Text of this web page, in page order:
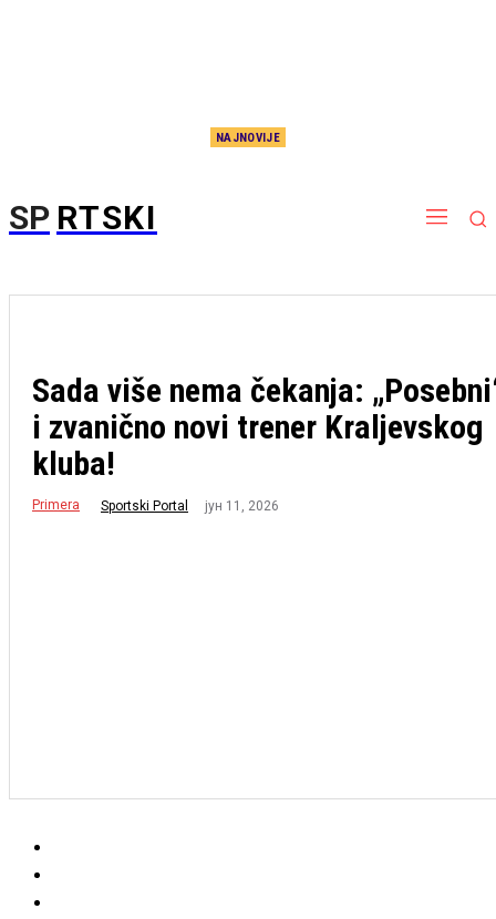
NAJNOVIJE
SP RTSKI
Sada više nema čekanja:
i zvanično novi trener Kraljevskog
kluba!
Primera Sportski Portal јун 11, 2026